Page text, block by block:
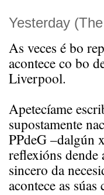
Yesterday
As veces é bo
acontece co bo
Liverpool.
Apetecíame
supostamente
PPdeG –dalgún
reflexións dende
sincero da
acontece as súas